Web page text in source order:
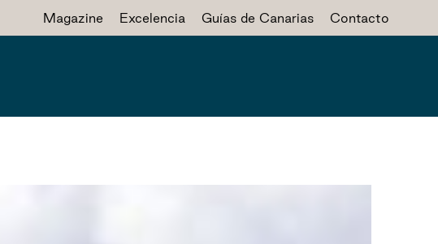
Magazine Excelencia Guías de Canarias Contacto